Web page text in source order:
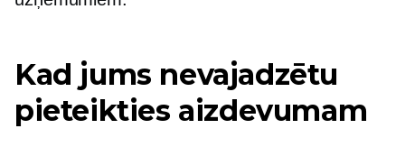
Kad jums nevajadzētu
pieteikties aizdevumam